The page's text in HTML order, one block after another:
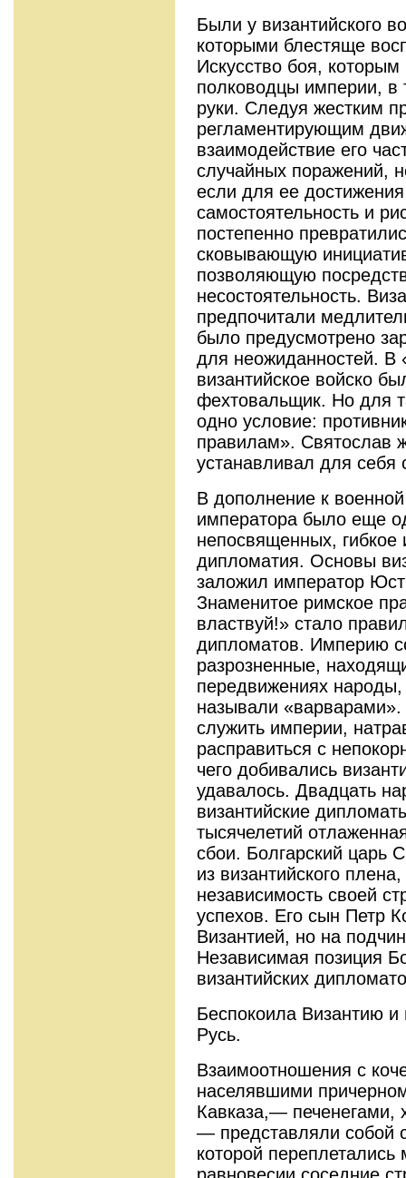
Были у византийского
которыми блестяще
Искусство боя,
полководцы империи,
руки. Следуя жестким
регламентирующим
взаимодействие его
случайных поражений,
если для ее достижения
самостоятельность и
постепенно
сковывающую
позволяющую
несостоятельность.
предпочитали
было предусмотрено
для неожиданностей. В
византийское войско
фехтовальщик. Но для
одно условие:
правилам». Святослав
устанавливал для себя
В дополнение к
императора было еще
непосвященных,
дипломатия. Основы
заложил император
Знаменитое римское
властвуй!» стало
дипломатов. Империю
разрозненные,
передвижениях народы,
называли «варварами».
служить империи,
расправиться с
чего добивались
удавалось. Двадцать
византийские
тысячелетий
сбои. Болгарский царь
из византийского
независимость своей
успехов. Его сын Петр
Византией, но на
Независимая позиция
византийских
Беспокоила Византию
Русь.
Взаимоотношения с
населявшими
Кавказа,— печенегами,
— представляли собой
которой